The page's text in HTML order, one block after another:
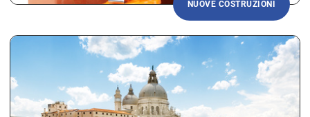
NUOVE COSTRUZIONI